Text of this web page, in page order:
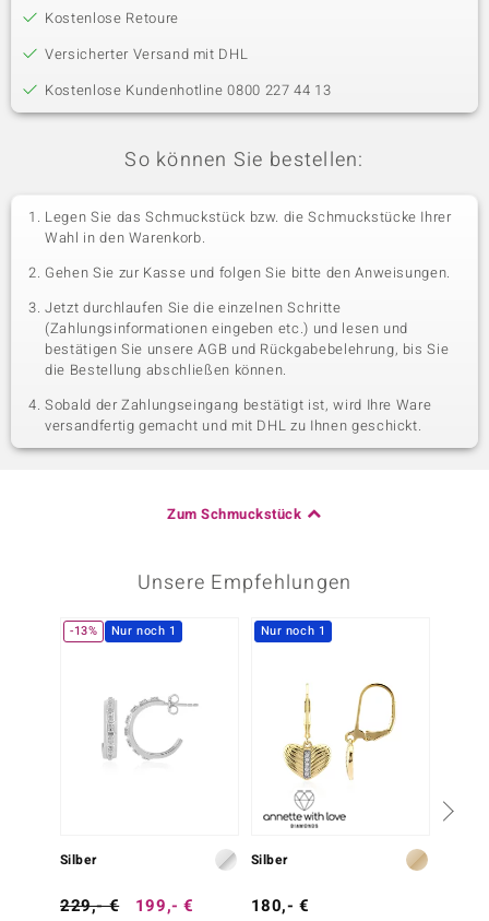
Kostenlose Retoure
Versicherter Versand mit DHL
Kostenlose Kundenhotline 0800 227 44 13
So können Sie bestellen:
Legen Sie das Schmuckstück bzw. die Schmuckstücke Ihrer
Wahl in den Warenkorb.
Gehen Sie zur Kasse und folgen Sie bitte den Anweisungen.
Jetzt durchlaufen Sie die einzelnen Schritte
(Zahlungsinformationen eingeben etc.) und lesen und
bestätigen Sie unsere AGB und Rückgabebelehrung, bis Sie
die Bestellung abschließen können.
Sobald der Zahlungseingang bestätigt ist, wird Ihre Ware
versandfertig gemacht und mit DHL zu Ihnen geschickt.
Zum Schmuckstück
Unsere Empfehlungen
-13% Nur noch 1
Silber
229,- € 199,- €
Nur noch 1
Silber
180,- €